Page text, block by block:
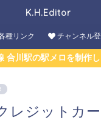
K.H.Editor
種リンク チャンネル
合川駅の駅メロを制作し
レジットカ